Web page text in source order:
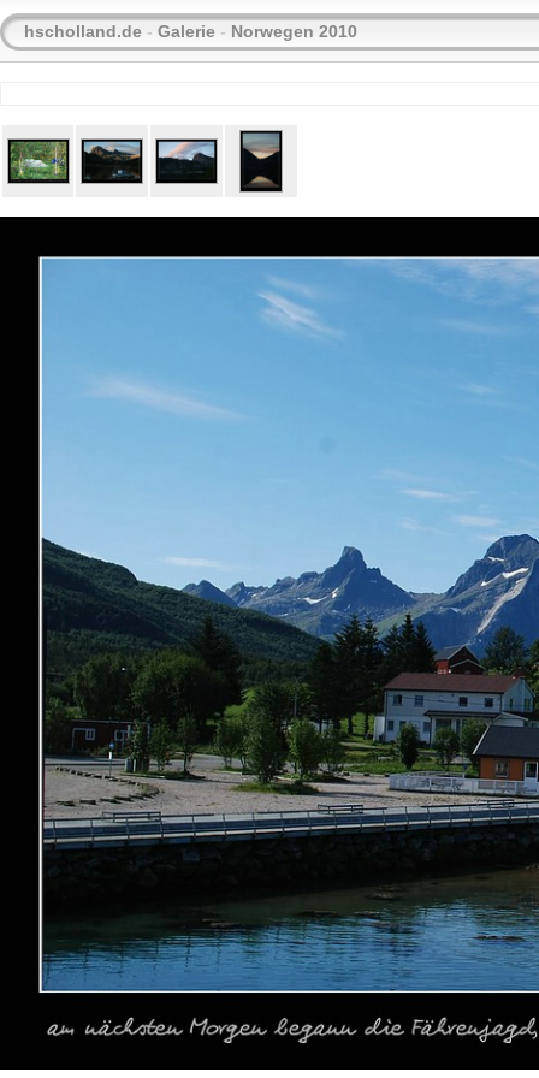
hscholland.de - Galerie - Norwegen 2010